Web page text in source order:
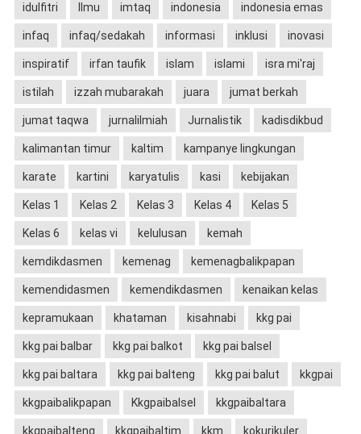
idulfitri Ilmu imtaq indonesia indonesia emas
infaq infaq/sedakah informasi inklusi inovasi
inspiratif irfan taufik islam islami isra mi'raj
istilah izzah mubarakah juara jumat berkah
jumat taqwa jurnalilmiah Jurnalistik kadisdikbud
kalimantan timur kaltim kampanye lingkungan
karate kartini karyatulis kasi kebijakan
Kelas 1 Kelas 2 Kelas 3 Kelas 4 Kelas 5
Kelas 6 kelas vi kelulusan kemah
kemdikdasmen kemenag kemenagbalikpapan
kemendidasmen kemendikdasmen kenaikan kelas
kepramukaan khataman kisahnabi kkg pai
kkg pai balbar kkg pai balkot kkg pai balsel
kkg pai baltara kkg pai balteng kkg pai balut kkgpai
kkgpaibalikpapan Kkgpaibalsel kkgpaibaltara
kkgpaibalteng kkgpaibaltim kkm kokurikuler